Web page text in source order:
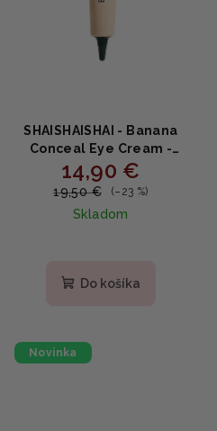
SHAISHAISHAI - Banana
Conceal Eye Cream -
Rozjasňujúci očný krém s
banánom, niacínamidom
a peptidmi 15g
14,90 €
19,50 € (–23 %)
Skladom
Do košíka
Novinka